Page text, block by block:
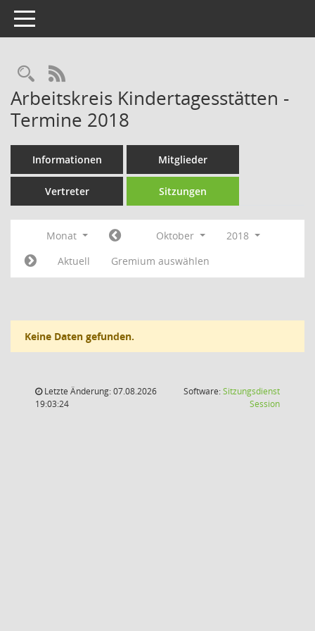
Toggle navigation
Rechercheauswahl
RSS-Feed
Arbeitskreis Kindertagesstätten -
Termine 2018
Informationen Mitglieder
Vertreter Sitzungen
Monat Oktober
2018
Aktuell
Gremium auswählen
Keine Daten gefunden.
Letzte Änderung: 07.08.2026
19:03:24
Software:Sitzungsdienst
Session(Wird in